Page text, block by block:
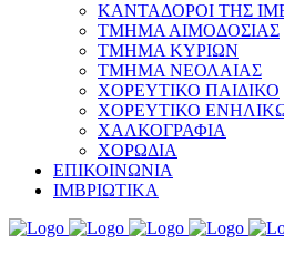
ΚΑΝΤΑΔΟΡΟΙ ΤΗΣ
ΤΜΗΜΑ ΑΙΜΟΔΟΣΙΑΣ
ΤΜΗΜΑ ΚΥΡΙΩΝ
ΤΜΗΜΑ ΝΕΟΛΑΙΑΣ
ΧΟΡΕΥΤΙΚΟ ΠΑΙΔΙΚΟ
ΧΟΡΕΥΤΙΚΟ
ΧΑΛΚΟΓΡΑΦΙΑ
ΧΟΡΩΔΙΑ
ΕΠΙΚΟΙΝΩΝΙΑ
ΙΜΒΡΙΩΤΙΚΑ